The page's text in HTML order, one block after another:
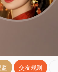
监 交友规则